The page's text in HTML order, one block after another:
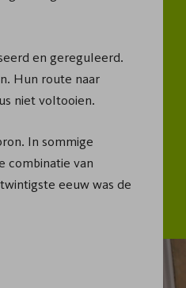
en gereguleerd.
Hun route naar
niet voltooien.
In sommige
combinatie van
eeuw was de